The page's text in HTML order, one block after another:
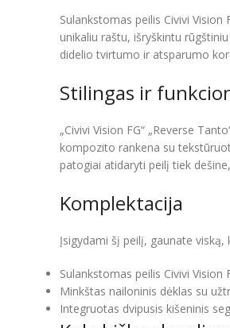
Sulankstomas peilis Civivi
unikaliu raštu, išryškintu
didelio tvirtumo ir atsparumo
Stilingas ir
„Civivi Vision FG“ „Reverse
kompozito rankena su
patogiai atidaryti peilį tiek
Komplektacija
Įsigydami šį peilį, gaunate
Sulankstomas peilis Civivi Vision
Minkštas nailoninis dėklas su
Integruotas dvipusis kišeninis